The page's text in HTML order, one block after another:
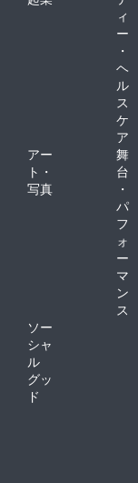
ィ
ー
・
ヘ
ル
ス
ケ
ア
アー
ト・
写真
舞
台
・
パ
フ
ォ
ー
マ
ン
ス
ソー
シャ
ル
グッ
ド